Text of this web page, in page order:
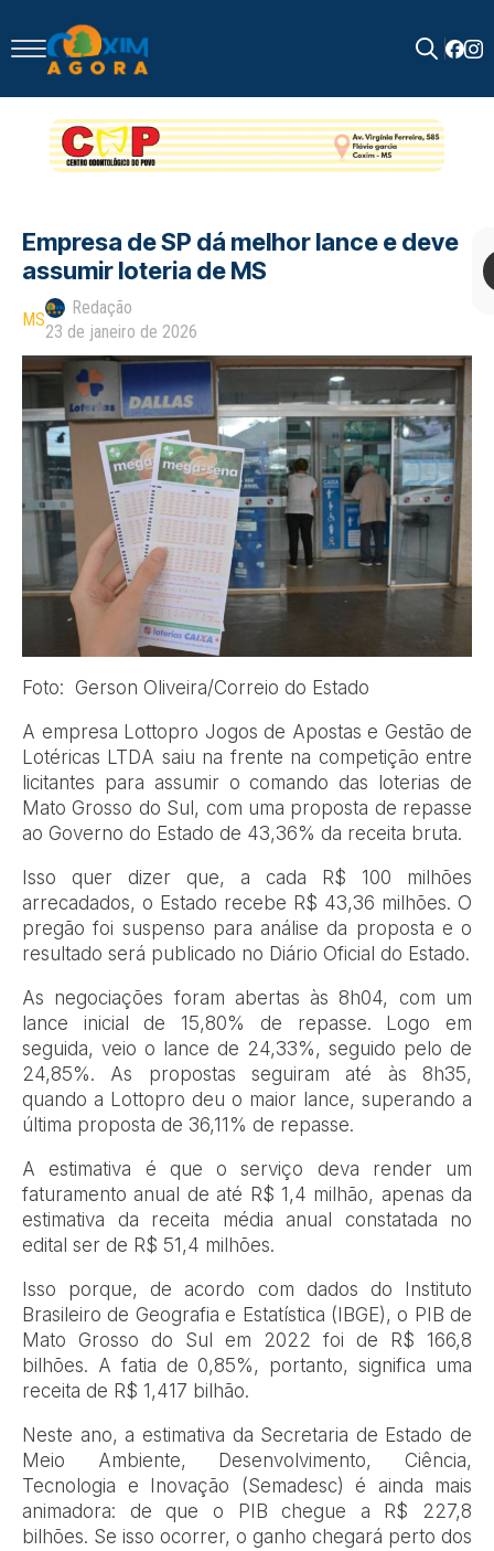
for:
Empresa de SP dá melhor lance e deve
assumir loteria de MS
MS
Redação
23 de janeiro de 2026
Foto: Gerson Oliveira/Correio do Estado
A empresa Lottopro Jogos de Apostas e Gestão de
Lotéricas LTDA saiu na frente na competição entre
licitantes para assumir o comando das loterias de
Mato Grosso do Sul, com uma proposta de repasse
ao Governo do Estado de 43,36% da receita bruta.
Isso quer dizer que, a cada R$ 100 milhões
arrecadados, o Estado recebe R$ 43,36 milhões. O
pregão foi suspenso para análise da proposta e o
resultado será publicado no Diário Oficial do Estado.
As negociações foram abertas às 8h04, com um
lance inicial de 15,80% de repasse. Logo em
seguida, veio o lance de 24,33%, seguido pelo de
24,85%. As propostas seguiram até às 8h35,
quando a Lottopro deu o maior lance, superando a
última proposta de 36,11% de repasse.
A estimativa é que o serviço deva render um
faturamento anual de até R$ 1,4 milhão, apenas da
estimativa da receita média anual constatada no
edital ser de R$ 51,4 milhões.
Isso porque, de acordo com dados do Instituto
Brasileiro de Geografia e Estatística (IBGE), o PIB de
Mato Grosso do Sul em 2022 foi de R$ 166,8
bilhões. A fatia de 0,85%, portanto, significa uma
receita de R$ 1,417 bilhão.
Neste ano, a estimativa da Secretaria de Estado de
Meio Ambiente, Desenvolvimento, Ciência,
Tecnologia e Inovação (Semadesc) é ainda mais
animadora: de que o PIB chegue a R$ 227,8
bilhões. Se isso ocorrer, o ganho chegará perto dos